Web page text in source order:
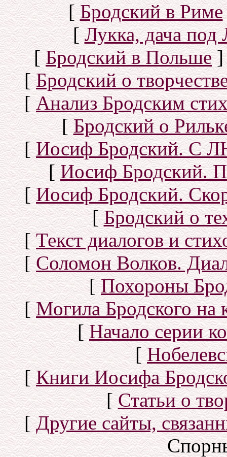
[Бродский в Риме
[Лукка, дача под
[Бродский в Польше]
[Бродский о
[Анализ Бродским
[Бродский о
[Иосиф Бродский. С
[Иосиф Бродский.
[Иосиф Бродский.
[Бродский о
[Текст диалогов и
[Соломон Волков.
[Похороны
[Могила Бродского
[Начало серии
[
[Книги Иосифа
[Статьи о
[Другие сайты,